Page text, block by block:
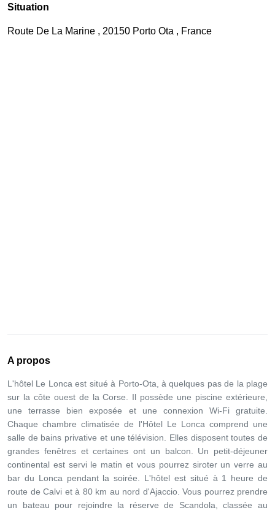
Situation
Route De La Marine , 20150 Porto Ota , France
A propos
L'hôtel Le Lonca est situé à Porto-Ota, à quelques pas de la plage
sur la côte ouest de la Corse. Il possède une piscine extérieure,
une terrasse bien exposée et une connexion Wi-Fi gratuite.
Chaque chambre climatisée de l'Hôtel Le Lonca comprend une
salle de bains privative et une télévision. Elles disposent toutes de
grandes fenêtres et certaines ont un balcon. Un petit-déjeuner
continental est servi le matin et vous pourrez siroter un verre au
bar du Lonca pendant la soirée. L'hôtel est situé à 1 heure de
route de Calvi et à 80 km au nord d'Ajaccio. Vous pourrez prendre
un bateau pour rejoindre la réserve de Scandola, classée au